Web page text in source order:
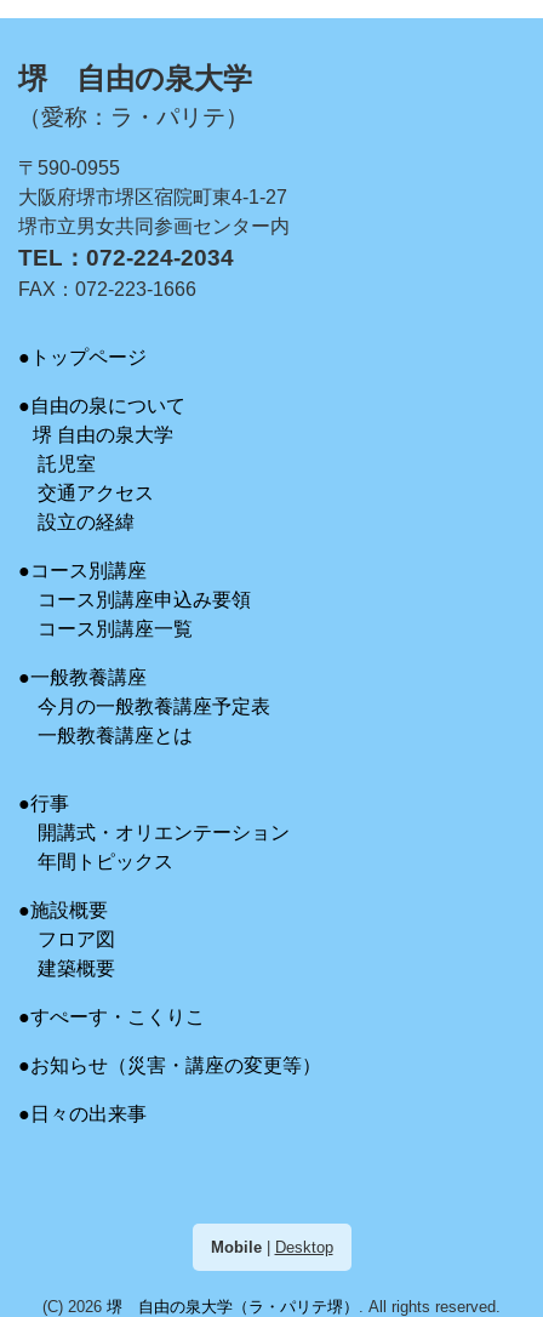
堺 自由の泉大学
（愛称：ラ・パリテ）
〒590-0955
大阪府堺市堺区宿院町東4-1-27
堺市立男女共同参画センター内
TEL：072-224-2034
FAX：072-223-1666
●トップページ
●自由の泉について
堺 自由の泉大学
託児室
交通アクセス
設立の経緯
●コース別講座
コース別講座申込み要領
コース別講座一覧
●一般教養講座
今月の一般教養講座予定表
一般教養講座とは
●行事
開講式・オリエンテーション
年間トピックス
●施設概要
フロア図
建築概要
●すぺーす・こくりこ
●お知らせ（災害・講座の変更等）
●日々の出来事
Mobile| Desktop
(C) 2026 堺 自由の泉大学（ラ・パリテ堺） . All rights reserved.